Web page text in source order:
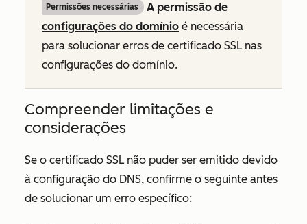
Permissões necessárias
A permissão de
configurações do domínio é necessária
para solucionar erros de certificado SSL nas
configurações do domínio.
Compreender limitações e
considerações
Se o certificado SSL não puder ser emitido devido
à configuração do DNS, confirme o seguinte antes
de solucionar um erro específico: